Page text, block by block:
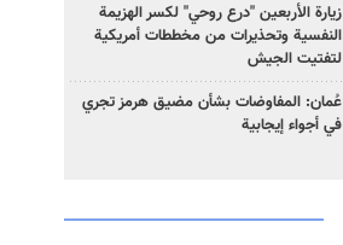
زيارة الأربعين "درع روحي" لكسر الهزيمة
النفسية وتحذيرات من مخططات أمريكية
لتفتيت الجيش
عُمان: المفاوضات بشأن مضيق هرمز تجري
في أجواء إيجابية